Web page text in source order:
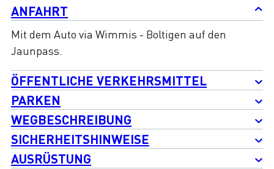
ANFAHRT
Mit dem Auto via Wimmis - Boltigen auf den
Jaunpass.
ÖFFENTLICHE VERKEHRSMITTEL
PARKEN
WEGBESCHREIBUNG
SICHERHEITSHINWEISE
AUSRÜSTUNG